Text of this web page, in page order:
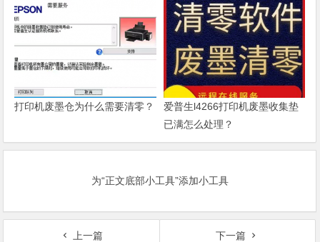
打印机废墨仓为什么需要清零？
爱普生l4266打印机废墨收集垫
已满怎么处理？
为“正文底部小工具”添加小工具
上一篇
下一篇